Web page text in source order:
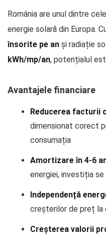
România are unul dintre
energie solară din Europa.
însorite pe an și radiație
kWh/mp/an, potențialul
Avantajele financiare
Reducerea facturii
dimensionat corect
consumația
Amortizare în 4-6
energiei, investiția
Independență
creșterilor de preț la
Creșterea valorii